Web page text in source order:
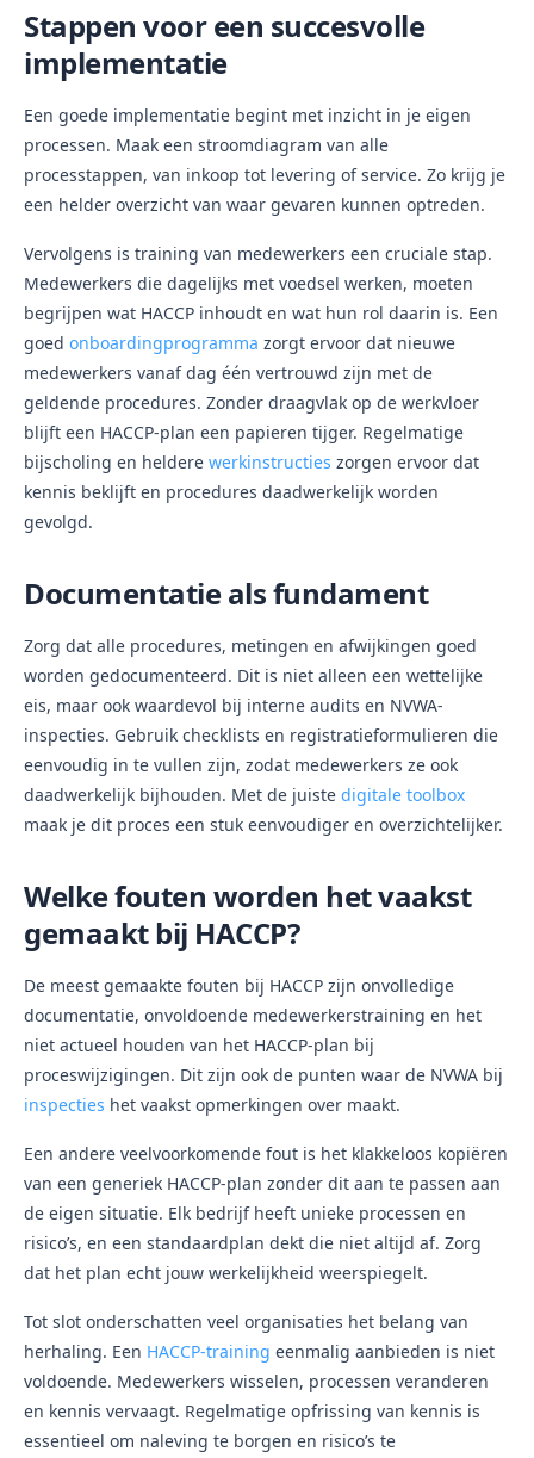
Stappen voor een succesvolle
implementatie
Een goede implementatie begint met inzicht in je eigen
processen. Maak een stroomdiagram van alle
processtappen, van inkoop tot levering of service. Zo krijg je
een helder overzicht van waar gevaren kunnen optreden.
Vervolgens is training van medewerkers een cruciale stap.
Medewerkers die dagelijks met voedsel werken, moeten
begrijpen wat HACCP inhoudt en wat hun rol daarin is. Een
goed onboardingprogramma zorgt ervoor dat nieuwe
medewerkers vanaf dag één vertrouwd zijn met de
geldende procedures. Zonder draagvlak op de werkvloer
blijft een HACCP-plan een papieren tijger. Regelmatige
bijscholing en heldere werkinstructies zorgen ervoor dat
kennis beklijft en procedures daadwerkelijk worden
gevolgd.
Documentatie als fundament
Zorg dat alle procedures, metingen en afwijkingen goed
worden gedocumenteerd. Dit is niet alleen een wettelijke
eis, maar ook waardevol bij interne audits en NVWA-
inspecties. Gebruik checklists en registratieformulieren die
eenvoudig in te vullen zijn, zodat medewerkers ze ook
daadwerkelijk bijhouden. Met de juiste digitale toolbox
maak je dit proces een stuk eenvoudiger en overzichtelijker.
Welke fouten worden het vaakst
gemaakt bij HACCP?
De meest gemaakte fouten bij HACCP zijn onvolledige
documentatie, onvoldoende medewerkerstraining en het
niet actueel houden van het HACCP-plan bij
proceswijzigingen. Dit zijn ook de punten waar de NVWA bij
inspecties het vaakst opmerkingen over maakt.
Een andere veelvoorkomende fout is het klakkeloos kopiëren
van een generiek HACCP-plan zonder dit aan te passen aan
de eigen situatie. Elk bedrijf heeft unieke processen en
risico’s, en een standaardplan dekt die niet altijd af. Zorg
dat het plan echt jouw werkelijkheid weerspiegelt.
Tot slot onderschatten veel organisaties het belang van
herhaling. Een HACCP-training eenmalig aanbieden is niet
voldoende. Medewerkers wisselen, processen veranderen
en kennis vervaagt. Regelmatige opfrissing van kennis is
essentieel om naleving te borgen en risico’s te